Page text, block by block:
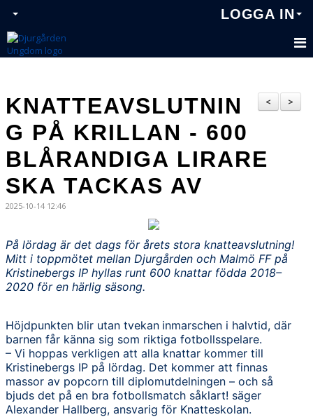
LOGGA IN
>
<
KNATTEAVSLUTNIN
G PÅ KRILLAN - 600
BLÅRANDIGA LIRARE
SKA TACKAS AV
2025-10-14 12:46
På lördag är det dags för årets stora knatteavslutning!
Mitt i toppmötet mellan Djurgården och Malmö FF på
Kristinebergs IP hyllas runt 600 knattar födda 2018–
2020 för en härlig säsong.
Höjdpunkten blir utan tvekan inmarschen i halvtid, där
barnen får känna sig som riktiga fotbollsspelare.
– Vi hoppas verkligen att alla knattar kommer till
Kristinebergs IP på lördag. Det kommer att finnas
massor av popcorn till diplomutdelningen – och så
bjuds det på en bra fotbollsmatch såklart! säger
Alexander Hallberg, ansvarig för Knatteskolan.